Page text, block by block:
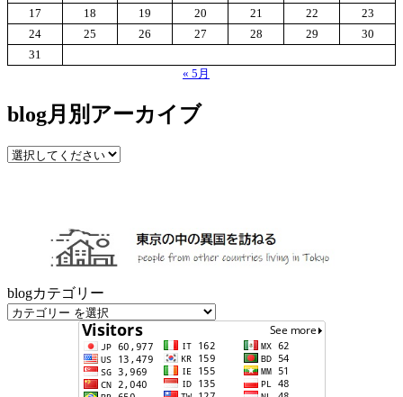
17
18 19 20 21 22
23
24
25 26 27 28 29
30
31
« 5月
blog月別アーカイブ
blogカテゴリー